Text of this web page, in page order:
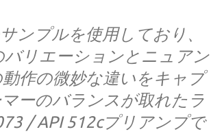
ンプルを使用しており、
リエーションとニュアン
作の微妙な違いをキャプ
ーのバランスが取れたラ
/ API 512cプリアンプで